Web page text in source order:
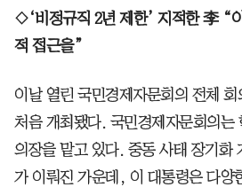
◇‘비정규직 2년 제한’ 지적한 李 “
적 접근을”
이날 열린 국민경제자문회의 전체 회
처음 개최됐다. 국민경제자문회의는
의장을 맡고 있다. 중동 사태 장기화
가 이뤄진 가운데, 이 대통령은 다양